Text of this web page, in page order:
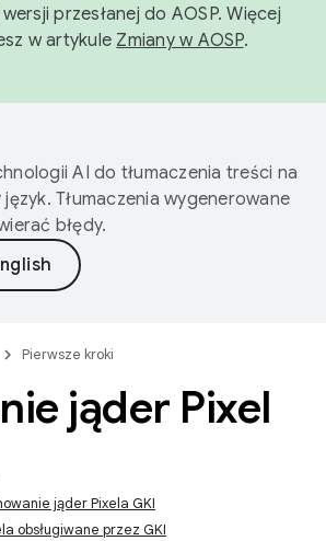
przesłanej do AOSP. Więcej
w artykule Zmiany w AOSP.
AI do tłumaczenia treści na
Tłumaczenia wygenerowane
błędy.
Pierwsze kroki
jąder Pixel
jąder Pixela GKI
obsługiwane przez GKI